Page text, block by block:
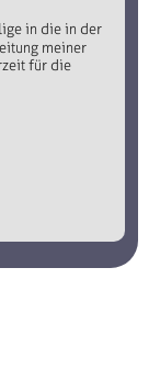
in die in der
meiner
für die